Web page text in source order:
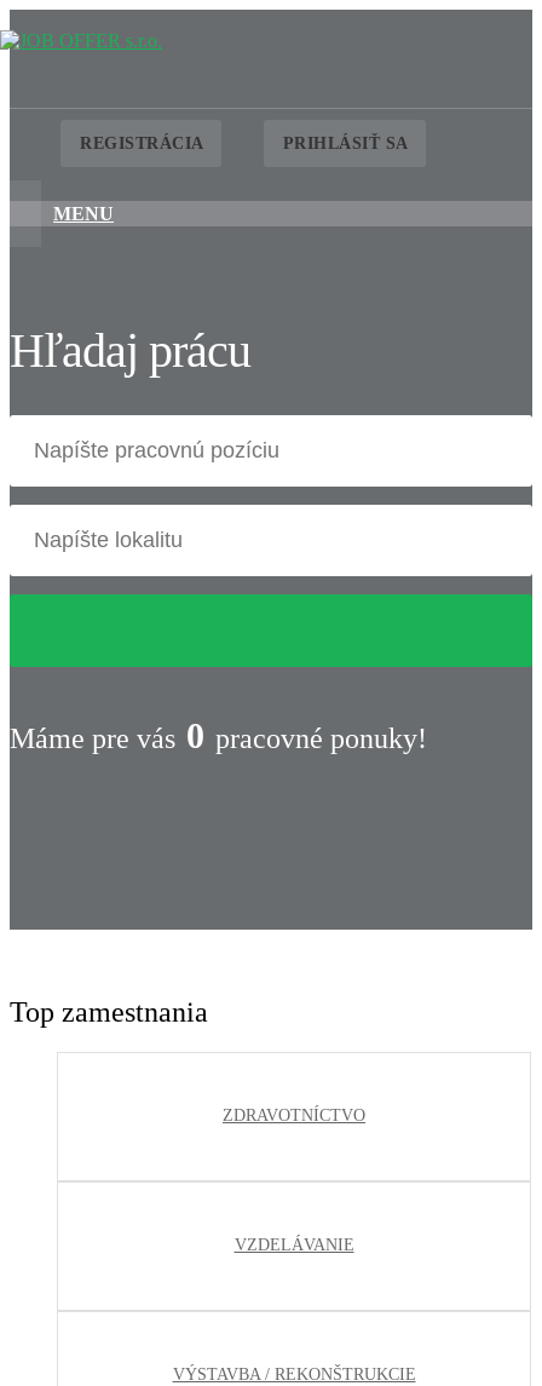
REGISTRÁCIA PRIHLÁSIŤ SA
MENU
Hľadaj prácu
Máme pre vás 0 pracovné ponuky!
Top zamestnania
ZDRAVOTNÍCTVO
VZDELÁVANIE
VÝSTAVBA / REKONŠTRUKCIE